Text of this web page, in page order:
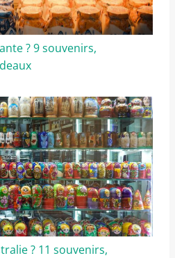
? 9 souvenirs,
? 11 souvenirs,